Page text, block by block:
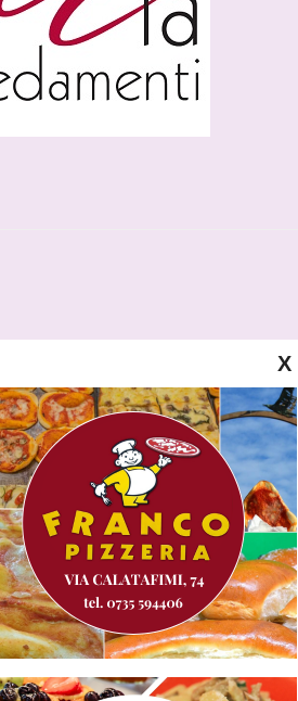
Segui la GRB
Facebook
Instagram
Twitter
Youtube
X